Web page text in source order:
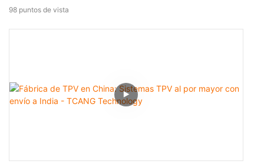
su marca. ¡Contacte con TCANG hoy mismo para su hardware
personalizado!
98 puntos de vista